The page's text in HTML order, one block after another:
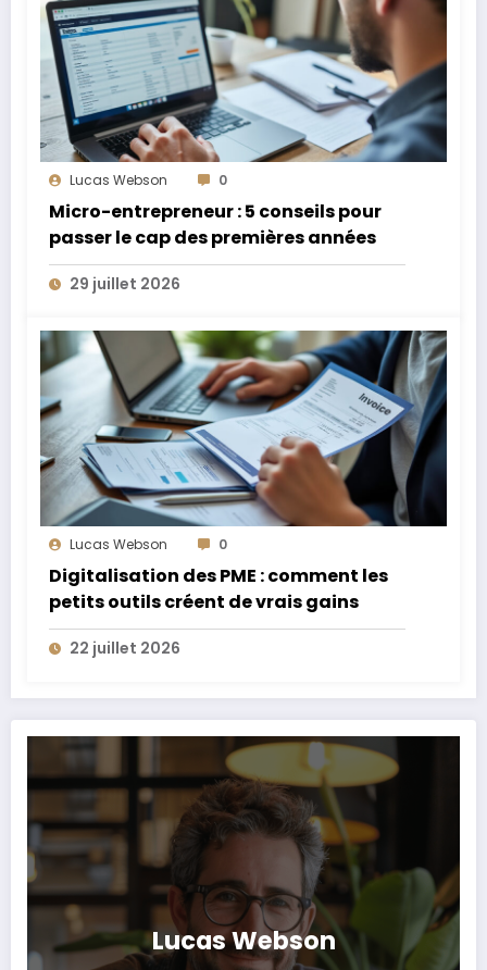
Lucas Webson 0
Micro-entrepreneur : 5 conseils pour
passer le cap des premières années
29 juillet 2026
Lucas Webson 0
Digitalisation des PME : comment les
petits outils créent de vrais gains
22 juillet 2026
Lucas Webson